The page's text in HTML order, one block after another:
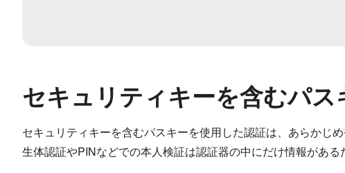
セキュリティキーを含むパス
セキュリティキーを含むパスキーを使用した認証は、あらかじ
生体認証やPINなどでの本人検証は認証器の中にだけ情報がある